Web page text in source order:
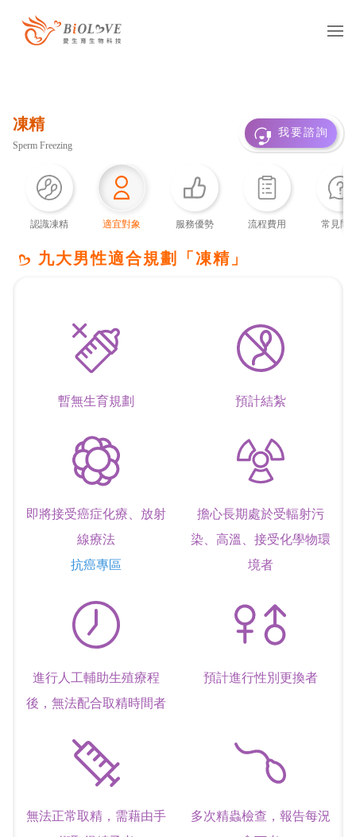
凍卵
借卵提領 多元成家
捐精
基因診斷 抗癌專區
台中辦事處
高雄辦事處
最新消息
關於我們
凍精
Sperm Freezing
我要諮詢
認識凍精 適宜對象 服務優勢 流程費用 常見問
九大男性適合規劃「凍精」
暫無生育規劃 預計結紮
即將接受癌症化療、放射
線療法
抗癌專區
擔心長期處於受輻射污
染、高溫、接受化學物環
境者
進行人工輔助生殖療程
後，無法配合取精時間者
預計進行性別更換者
無法正常取精，需藉由手
多次精蟲檢查，報告每況